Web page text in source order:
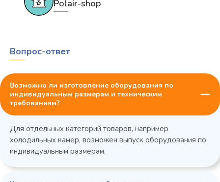
Polair-shop
Вопрос-ответ
Возможно ли изготовление оборудования по
индивидуальным размерам и техническим
требованиям?
Для отдельных категорий товаров, например
холодильных камер, возможен выпуск оборудования по
индивидуальным размерам.